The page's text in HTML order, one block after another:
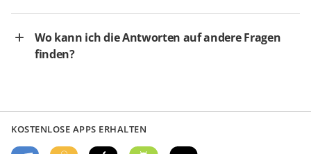
Wo kann ich die Antworten auf andere Fragen
finden?
KOSTENLOSE APPS ERHALTEN